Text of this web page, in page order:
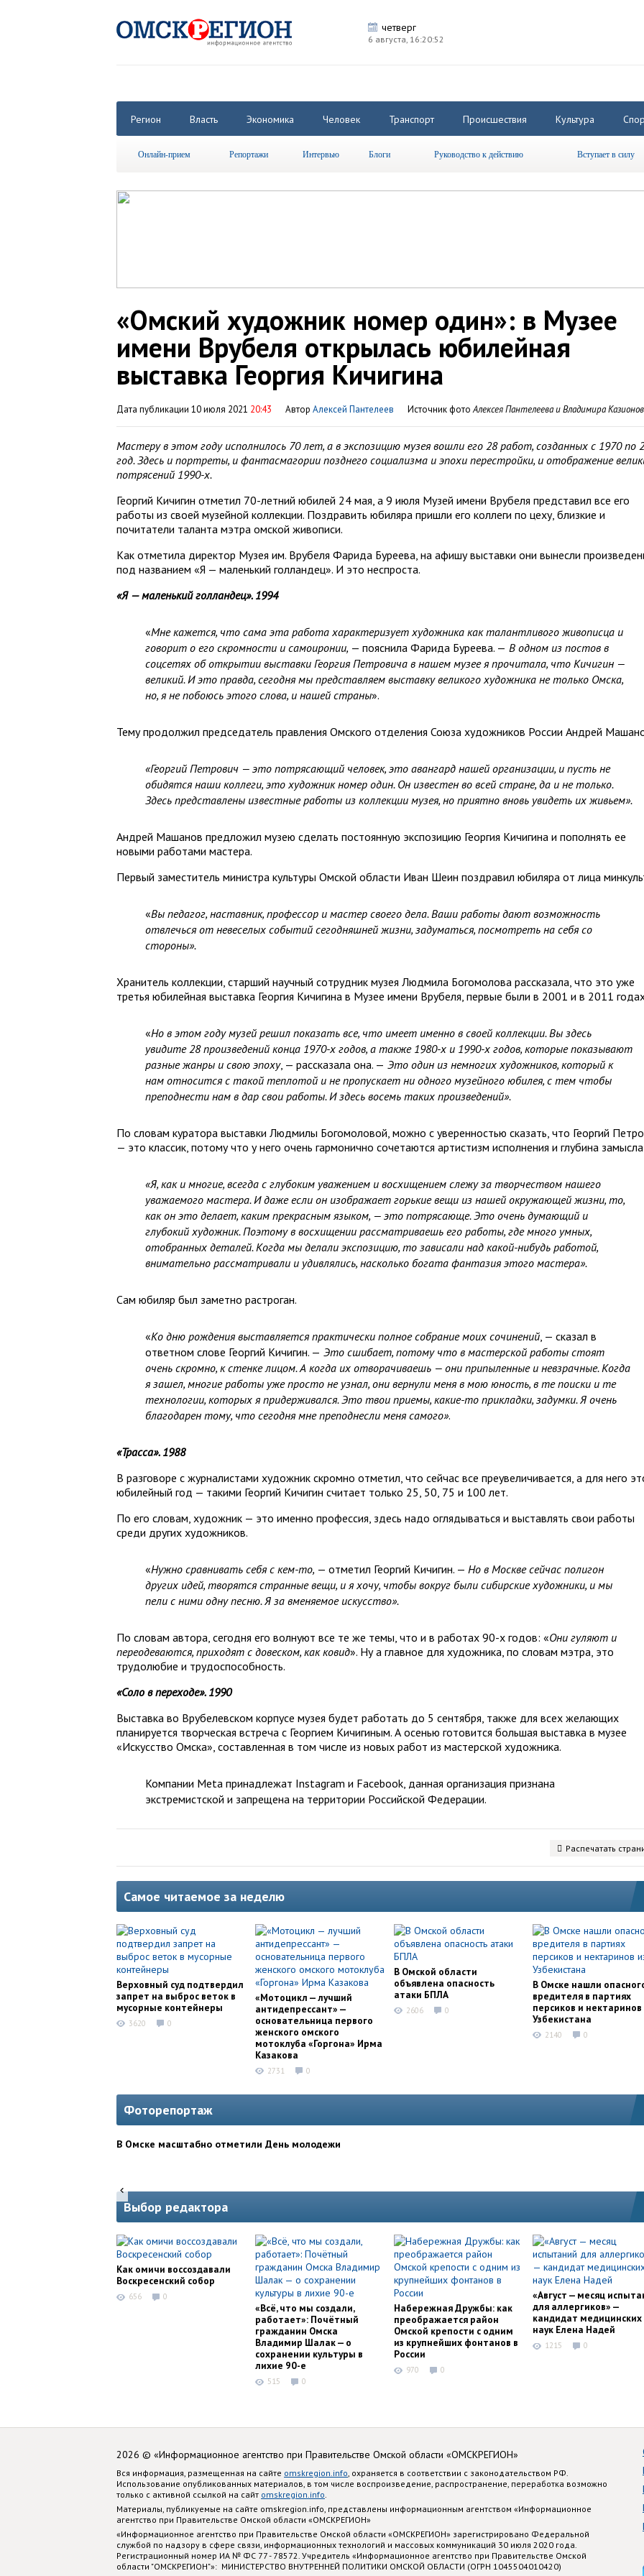
четверг
6 августа, 16:20:53
Регион Власть Экономика Человек Транспорт Происшествия Культура
Онлайн-прием Репортажи Интервью Блоги Руководство к действию Вступает в силу
«Омский художник номер один»: в Музее
имени Врубеля открылась юбилейная
выставка Георгия Кичигина
Дата публикации 10 июля 2021 20:43 Автор Алексей Пантелеев Источник фотоАлексея Пантелеева и Владимира
Мастеру в этом году исполнилось 70 лет, а в экспозицию музея вошли его 28 работ, созданных с 1970 по
год. Здесь и портреты, и фантасмагории позднего социализма и эпохи перестройки, и отображение
потрясений 1990-х.
Георгий Кичигин отметил 70-летний юбилей 24 мая, а 9 июля Музей имени Врубеля представил все его
работы из своей музейной коллекции. Поздравить юбиляра пришли его коллеги по цеху, близкие и
почитатели таланта мэтра омской живописи.
Как отметила директор Музея им. Врубеля Фарида Буреева, на афишу выставки они вынесли
под названием «Я — маленький голландец». И это неспроста.
«Я — маленький голландец». 1994
«Мне кажется, что сама эта работа характеризует художника как талантливого живописца и
говорит о его скромности и самоиронии, — пояснила Фарида Буреева. — В одном из постов в
соцсетях об открытии выставки Георгия Петровича в нашем музее я прочитала, что Кичигин —
великий. И это правда, сегодня мы представляем выставку великого художника не только Омска,
но, я не побоюсь этого слова, и нашей страны».
Тему продолжил председатель правления Омского отделения Союза художников России Андрей
«Георгий Петрович — это потрясающий человек, это авангард нашей организации, и пусть не
обидятся наши коллеги, это художник номер один. Он известен во всей стране, да и не только.
Здесь представлены известные работы из коллекции музея, но приятно вновь увидеть их живьем».
Андрей Машанов предложил музею сделать постоянную экспозицию Георгия Кичигина и пополнять ее
новыми работами мастера.
Первый заместитель министра культуры Омской области Иван Шеин поздравил юбиляра от лица
«Вы педагог, наставник, профессор и мастер своего дела. Ваши работы дают возможность
отвлечься от невеселых событий сегодняшней жизни, задуматься, посмотреть на себя со
стороны».
Хранитель коллекции, старший научный сотрудник музея Людмила Богомолова рассказала, что это уже
третья юбилейная выставка Георгия Кичигина в Музее имени Врубеля, первые были в 2001 и в 2011
«Но в этом году музей решил показать все, что имеет именно в своей коллекции. Вы здесь
увидите 28 произведений конца 1970-х годов, а также 1980-х и 1990-х годов, которые показывают
разные жанры и свою эпоху, — рассказала она. — Это один из немногих художников, который к
нам относится с такой теплотой и не пропускает ни одного музейного юбилея, с тем чтобы
преподнести нам в дар свои работы. И здесь восемь таких произведений».
По словам куратора выставки Людмилы Богомоловой, можно с уверенностью сказать, что Георгий
— это классик, потому что у него очень гармонично сочетаются артистизм исполнения и глубина
«Я, как и многие, всегда с глубоким уважением и восхищением слежу за творчеством нашего
уважаемого мастера. И даже если он изображает горькие вещи из нашей окружающей жизни, то,
как он это делает, каким прекрасным языком, — это потрясающе. Это очень думающий и
глубокий художник. Поэтому в восхищении рассматриваешь его работы, где много умных,
отобранных деталей. Когда мы делали экспозицию, то зависали над какой-нибудь работой,
внимательно рассматривали и удивлялись, насколько богата фантазия этого мастера».
Сам юбиляр был заметно растроган.
«Ко дню рождения выставляется практически полное собрание моих сочинений, — сказал в
ответном слове Георгий Кичигин. — Это сшибает, потому что в мастерской работы стоят
очень скромно, к стенке лицом. А когда их отворачиваешь — они припыленные и невзрачные. Когда
я зашел, многие работы уже просто не узнал, они вернули меня в мою юность, в те поиски и те
технологии, которых я придерживался. Это твои приемы, какие-то прикладки, задумки. Я очень
благодарен тому, что сегодня мне преподнесли меня самого».
«Трасса». 1988
В разговоре с журналистами художник скромно отметил, что сейчас все преувеличивается, а для него
юбилейный год — такими Георгий Кичигин считает только 25, 50, 75 и 100 лет.
По его словам, художник — это именно профессия, здесь надо оглядываться и выставлять свои работы
среди других художников.
«Нужно сравнивать себя с кем-то, — отметил Георгий Кичигин. — Но в Москве сейчас полигон
других идей, творятся странные вещи, и я хочу, чтобы вокруг были сибирские художники, и мы
пели с ними одну песню. Я за вменяемое искусство».
По словам автора, сегодня его волнуют все те же темы, что и в работах 90-х годов: «Они гуляют и
переодеваются, приходят с довеском, как ковид». Ну а главное для художника, по словам мэтра, это
трудолюбие и трудоспособность.
«Соло в переходе». 1990
Выставка во Врубелевском корпусе музея будет работать до 5 сентября, также для всех желающих
планируется творческая встреча с Георгием Кичигиным. А осенью готовится большая выставка в музее
«Искусство Омска», составленная в том числе из новых работ из мастерской художника.
Компании Meta принадлежат Instagram и Facebook, данная организация признана
экстремистской и запрещена на территории Российской Федерации.
Распечатать
Самое читаемое за неделю
Верховный суд подтвердил
запрет на выброс веток в
мусорные контейнеры
3620 0
«Мотоцикл — лучший
антидепрессант» —
основательница первого
женского омского
мотоклуба «Горгона» Ирма
Казакова
2731 0
В Омской области
объявлена опасность
атаки БПЛА
2606 0
В Омске нашли
вредителя в партиях
персиков и нектаринов
Узбекистана
2140 0
Фоторепортаж
В Омске масштабно отметили День молодежи
Выбор редактора
Как омичи воссоздавали
Воскресенский собор
656 0
«Всё, что мы создали,
работает»: Почётный
гражданин Омска
Владимир Шалак — о
сохранении культуры в
лихие 90-е
515 0
Набережная Дружбы: как
преображается район
Омской крепости с одним
из крупнейших фонтанов в
России
970 0
«Август — месяц
для аллергиков» —
кандидат медицинских
наук Елена Надей
1215 0
2026 © «Информационное агентство при Правительстве Омской области «ОМСКРЕГИОН»
Вся информация, размещенная на сайте omskregion.info , охраняется в соответствии с законодательством РФ.
Использование опубликованных материалов, в том числе воспроизведение, распространение, переработка возможно
только с активной ссылкой на сайт omskregion.info
Материалы, публикуемые на сайте omskregion.info, представлены информационным агентством «Информационное
агентство при Правительстве Омской области «ОМСКРЕГИОН»
«Информационное агентство при Правительстве Омской области «ОМСКРЕГИОН» зарегистрировано Федеральной
службой по надзору в сфере связи, информационных технологий и массовых коммуникаций 30 июля 2020 года.
Регистрационный номер ИА № ФС 77 - 78572. Учредитель «Информационное агентство при Правительстве Омской
области "ОМСКРЕГИОН"»: МИНИСТЕРСТВО ВНУТРЕННЕЙ ПОЛИТИКИ ОМСКОЙ ОБЛАСТИ (ОГРН 1045504010420)